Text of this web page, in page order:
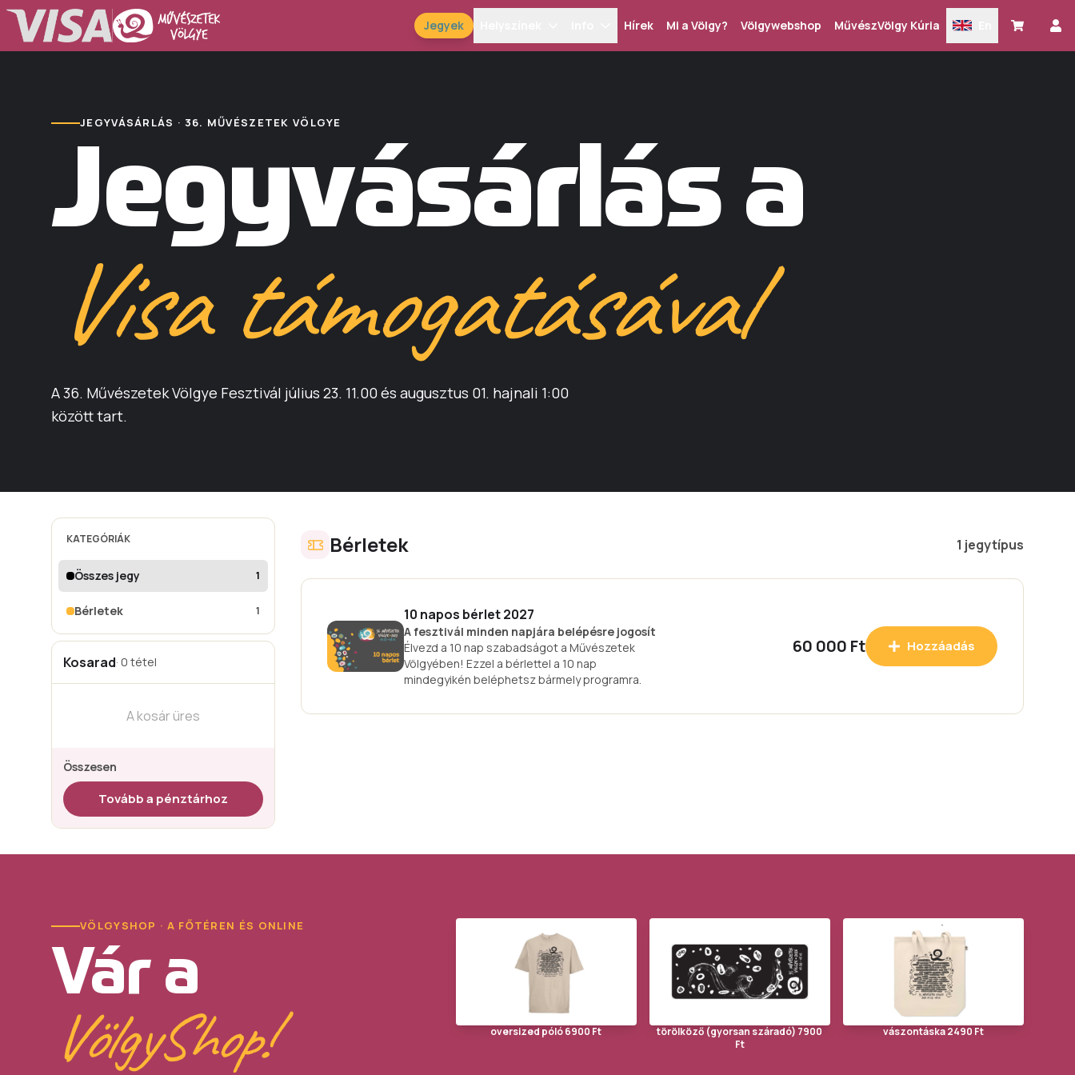
Jegyek Hírek Mi a Völgy? Völgywebshop MűvészVölgy Kúria
JEGYVÁSÁRLÁS · 36. MŰVÉSZETEK VÖLGYE
Jegyvásárlás a
Visa támogatásával
A 36. Művészetek Völgye Fesztivál július 23. 11.00 és augusztus 01. hajnali 1:00
között tart.
KATEGÓRIÁK
Összes jegy 1
Bérletek 1
Kosarad· 0 tétel
A kosár üres
Összesen
Tovább a pénztárhoz
Bérletek 1 jegytípus
10 napos bérlet 2027
A fesztivál minden napjára belépésre jogosít
Élvezd a 10 nap szabadságot a Művészetek
Völgyében! Ezzel a bérlettel a 10 nap
mindegyikén beléphetsz bármely programra.
60 000 Ft Hozzáadás
VÖLGYSHOP · A FŐTÉREN ÉS ONLINE
Vár a
VölgyShop! oversized póló 6900 Ft
törölköző (gyorsan száradó) 7900
Ft
vászontáska 2490 Ft